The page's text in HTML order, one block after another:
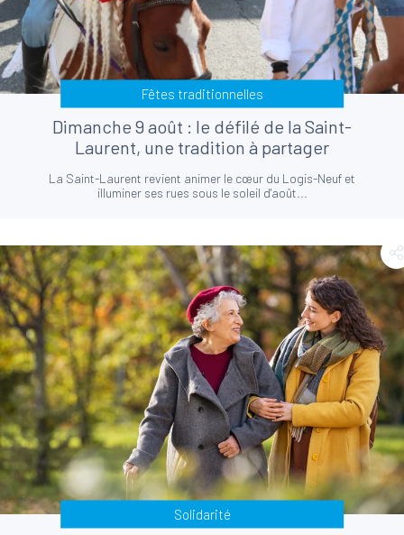
Fêtes traditionnelles
Dimanche 9 août : le défilé de la Saint-
Laurent, une tradition à partager
La Saint-Laurent revient animer le cœur du Logis-Neuf et
illuminer ses rues sous le soleil d'août...
Solidarité